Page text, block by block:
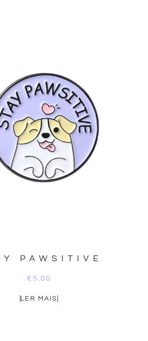
PAWSITIVE
€ 5.00
LER MAIS